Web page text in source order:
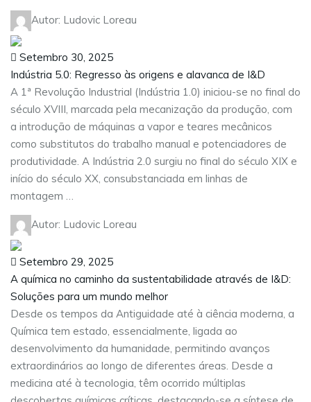
Autor: Ludovic Loreau
Setembro 30, 2025
Indústria 5.0: Regresso às origens e alavanca de I&D
A 1ª Revolução Industrial (Indústria 1.0) iniciou-se no final do
século XVIII, marcada pela mecanização da produção, com
a introdução de máquinas a vapor e teares mecânicos
como substitutos do trabalho manual e potenciadores de
produtividade. A Indústria 2.0 surgiu no final do século XIX e
início do século XX, consubstanciada em linhas de
montagem …
Autor: Ludovic Loreau
Setembro 29, 2025
A química no caminho da sustentabilidade através de I&D:
Soluções para um mundo melhor
Desde os tempos da Antiguidade até à ciência moderna, a
Química tem estado, essencialmente, ligada ao
desenvolvimento da humanidade, permitindo avanços
extraordinários ao longo de diferentes áreas. Desde a
medicina até à tecnologia, têm ocorrido múltiplas